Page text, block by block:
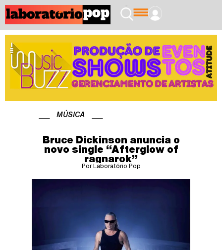
MÚSICA
Bruce Dickinson anuncia o
novo single “Afterglow of
ragnarok”
Por Laboratório Pop